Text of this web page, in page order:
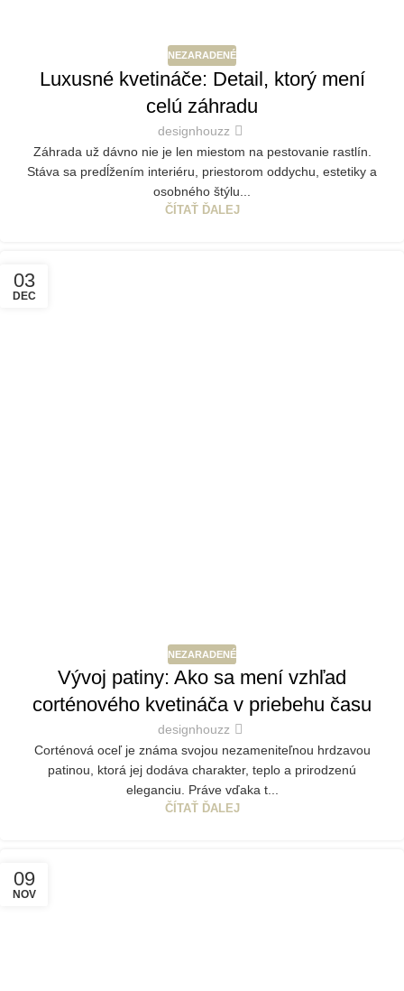
NEZARADENÉ
Luxusné kvetináče: Detail, ktorý mení
celú záhradu
designhouzz
Záhrada už dávno nie je len miestom na pestovanie rastlín.
Stáva sa predĺžením interiéru, priestorom oddychu, estetiky a
osobného štýlu...
ČÍTAŤ ĎALEJ
03
DEC
NEZARADENÉ
Vývoj patiny: Ako sa mení vzhľad
corténového kvetináča v priebehu času
designhouzz
Corténová oceľ je známa svojou nezameniteľnou hrdzavou
patinou, ktorá jej dodáva charakter, teplo a prirodzenú
eleganciu. Práve vďaka t...
ČÍTAŤ ĎALEJ
09
NOV